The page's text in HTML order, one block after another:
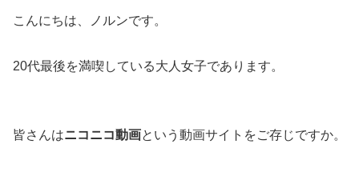
こんにちは、ノルンです。
20代最後を満喫している大人女子であります。
皆さんはニコニコ動画という動画サイトをご存じですか。